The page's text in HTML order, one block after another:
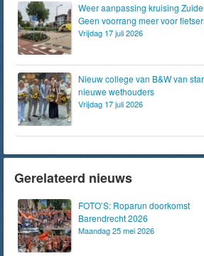
Weer aanpassing kruising
Geen voorrang meer voor
Vrijdag 17 juli 2026
Nieuw college van B&W van
nieuwe wethouders
Vrijdag 17 juli 2026
Gerelateerd nieuws
FOTO’S: Roparun doorkomst
Barendrecht 2026
Maandag 25 mei 2026